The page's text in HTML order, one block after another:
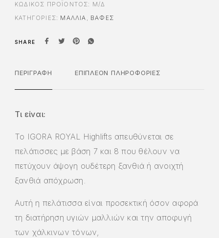
ΚΩΔΙΚΌΣ ΠΡΟΪΌΝΤΟΣ: Μ/Δ
ΚΑΤΗΓΟΡΊΕΣ: ΜΑΛΛΙΑ , ΒΑΦΈΣ
SHARE
ΠΕΡΙΓΡΑΦΉ ΕΠΙΠΛΈΟΝ ΠΛΗΡΟΦΟΡΊΕΣ
Τι είναι:
Το IGORA ROYAL Highlifts απευθύνεται σε
πελάτισσες με βάση 7 και 8 που θέλουν να
πετύχουν άψογη ουδέτερη ξανθιά ή ανοιχτή
ξανθιά απόχρωση.
Αυτή η πελάτισσα είναι προσεκτική όσον αφορά
τη διατήρηση υγιών μαλλιών και την αποφυγή
των χάλκινων τόνων,